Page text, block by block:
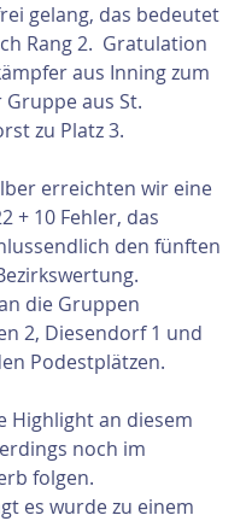
gelang, das bedeutet
Rang 2.  Gratulation
aus Inning zum
aus St.
zu Platz 3.
erreichten wir eine
+ 10 Fehler, das
den fünften
die Gruppen
2, Diesendorf 1 und
Podestplätzen.
Highlight an diesem
noch im
folgen.
es wurde zu einem